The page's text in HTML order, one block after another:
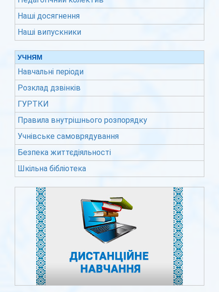
Наші досягнення
Наші випускники
УЧНЯМ
Навчальні періоди
Розклад дзвінків
ГУРТКИ
Правила внутрішнього розпорядку
Учнівське самоврядування
Безпека життєдіяльності
Шкільна бібліотека